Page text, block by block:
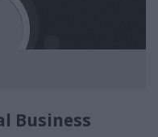
Business